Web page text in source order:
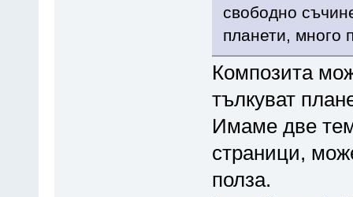
свободно
планети, много
Композита
тълкуват
Имаме две
страници,
полза.